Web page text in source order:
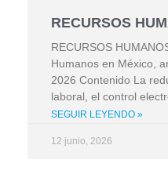
RECURSOS
RECURSOS
Humanos en México,
2026 Contenido La
laboral, el control
SEGUIR LEYENDO »
12 junio, 2026